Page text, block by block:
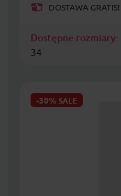
DOSTAWA GRATIS!
Dostępne rozmiary:
34
-30% SALE